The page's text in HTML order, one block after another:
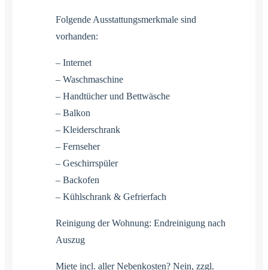
Folgende Ausstattungsmerkmale sind
vorhanden:
– Internet
– Waschmaschine
– Handtücher und Bettwäsche
– Balkon
– Kleiderschrank
– Fernseher
– Geschirrspüler
– Backofen
– Kühlschrank & Gefrierfach
Reinigung der Wohnung: Endreinigung nach
Auszug
Miete incl. aller Nebenkosten? Nein, zzgl.